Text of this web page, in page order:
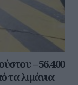
– 56.400
τα λιμάνια